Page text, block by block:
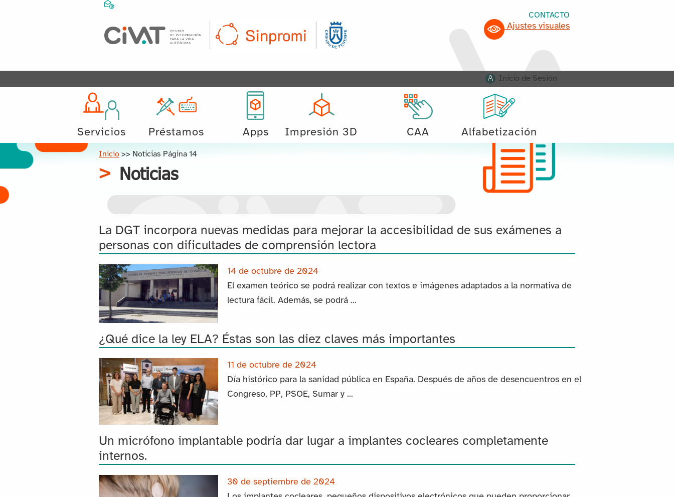
CONTACTO
Ajustes visuales
Inicio de Sesión
Servicios Préstamos Apps Impresión 3D CAA Alfabetización
Inicio >> Noticias Página 14
Noticias
La DGT incorpora nuevas medidas para mejorar la accesibilidad de sus exámenes a
personas con dificultades de comprensión lectora
14 de octubre de 2024
El examen teórico se podrá realizar con textos e imágenes adaptados a la normativa de
lectura fácil. Además, se podrá ...
¿Qué dice la ley ELA? Éstas son las diez claves más importantes
11 de octubre de 2024
Día histórico para la sanidad pública en España. Después de años de desencuentros en el
Congreso, PP, PSOE, Sumar y ...
Un micrófono implantable podría dar lugar a implantes cocleares completamente
internos.
30 de septiembre de 2024